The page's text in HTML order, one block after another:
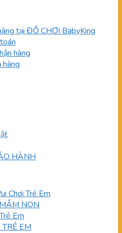
tại ĐỒ CHƠI BabyKing
hàng
hàng
HÀNH
Chơi Trẻ Em
NON
Em
EM